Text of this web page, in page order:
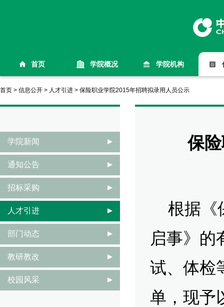
首页 学院概况 学院机构
首页 > 信息公开 > 人才引进 > 保险职业学院2015年招聘拟录用人员公示
保
根据《
启事》的
试、体检
单，现予
学院新闻
通知公告
招标采购
人才引进
部门动态
教研教改
校园风采